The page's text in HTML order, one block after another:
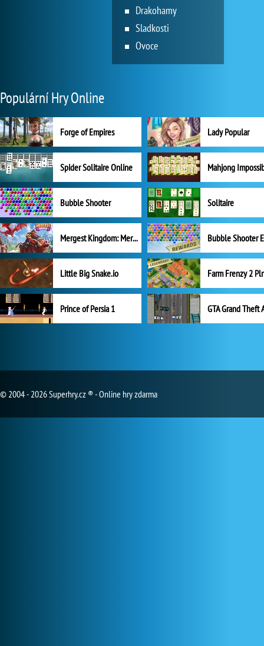
Drakohamy
Sladkosti
Ovoce
Populární Hry Online
Forge of Empires Lady Popular
Spider Solitaire Online Mahjong
Bubble Shooter Solitaire
Mergest Kingdom: Merge Puzzle
Little Big Snake.io
Prince of Persia 1 GTA Grand Theft
© 2004 - 2026 Superhry.cz ® - Online hry zdarma